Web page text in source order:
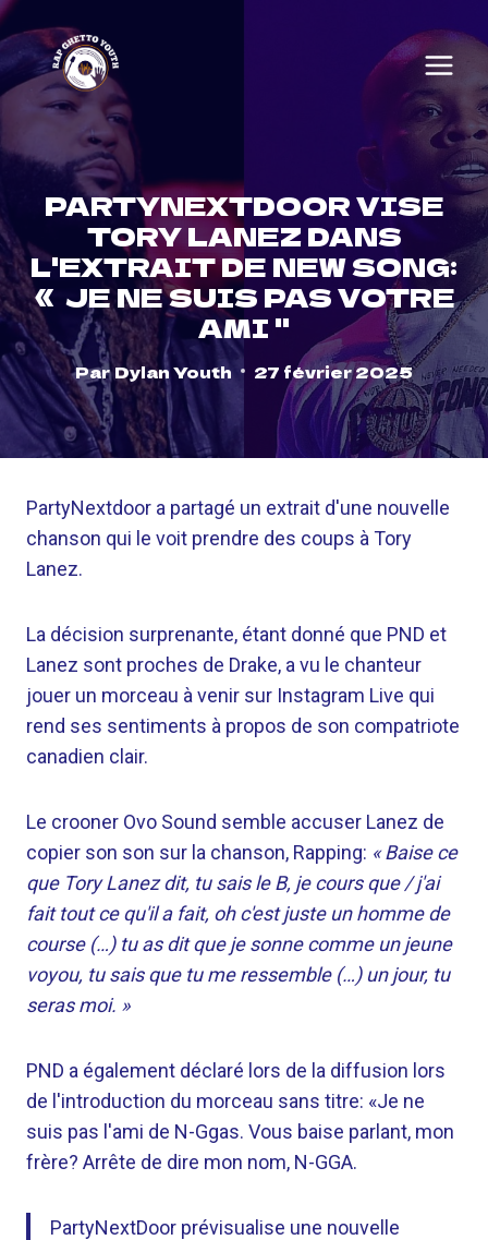
Skip
to
content
PARTYNEXTDOOR VISE
TORY LANEZ DANS
L'EXTRAIT DE NEW SONG:
« JE NE SUIS PAS VOTRE
AMI ''
Par Dylan Youth 27 février 2025
PartyNextdoor a partagé un extrait d'une nouvelle
chanson qui le voit prendre des coups à Tory
Lanez.
La décision surprenante, étant donné que PND et
Lanez sont proches de Drake, a vu le chanteur
jouer un morceau à venir sur Instagram Live qui
rend ses sentiments à propos de son compatriote
canadien clair.
Le crooner Ovo Sound semble accuser Lanez de
copier son son sur la chanson, Rapping: « Baise ce
que Tory Lanez dit, tu sais le B, je cours que / j'ai
fait tout ce qu'il a fait, oh c'est juste un homme de
course (…) tu as dit que je sonne comme un jeune
voyou, tu sais que tu me ressemble (…) un jour, tu
seras moi. »
PND a également déclaré lors de la diffusion lors
de l'introduction du morceau sans titre: «Je ne
suis pas l'ami de N-Ggas. Vous baise parlant, mon
frère? Arrête de dire mon nom, N-GGA.
PartyNextDoor prévisualise une nouvelle